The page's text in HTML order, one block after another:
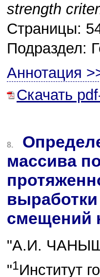
strength
Страницы:
Подраздел:
Аннотация
Скачать
8.
массива
смещений
"А.И.
"1Институт